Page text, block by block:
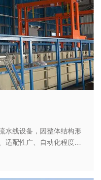
各个部位密封良好，防止
、阀门、管道等部位，如
的污垢和沉积物，可以使
腐蚀性强的清洗剂，以免
体的内壁和外壁，如有腐
腐涂料或衬里来保护槽
，如聚丙烯、聚氯乙烯、
镀工艺的要求和生产规模
等。
的温度，以确保电镀过程
有电加热、蒸汽加热等，
均匀分布，提高电镀质
、超声波搅拌等。
在电镀槽中顺利流通，使
水线设备，因整体结构形
适配性广、自动化程度高